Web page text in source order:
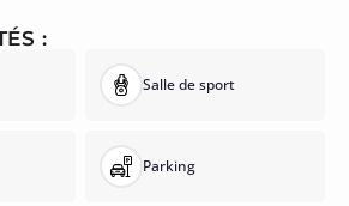
:
Salle de sport
Parking